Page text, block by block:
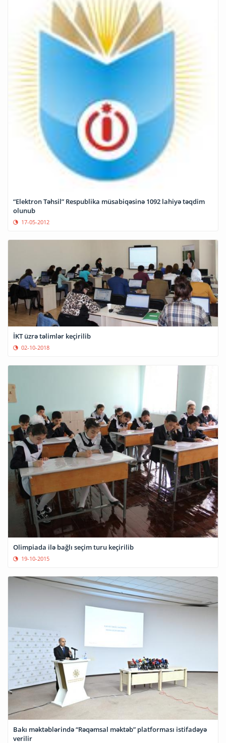
“Elektron Təhsil” Respublika müsabiqəsinə 1092 lahiyə təqdim
olunub
17-05-2012
İKT üzrə təlimlər keçirilib
02-10-2018
Olimpiada ilə bağlı seçim turu keçirilib
19-10-2015
Bakı məktəblərində “Rəqəmsal məktəb” platforması istifadəyə
verilir